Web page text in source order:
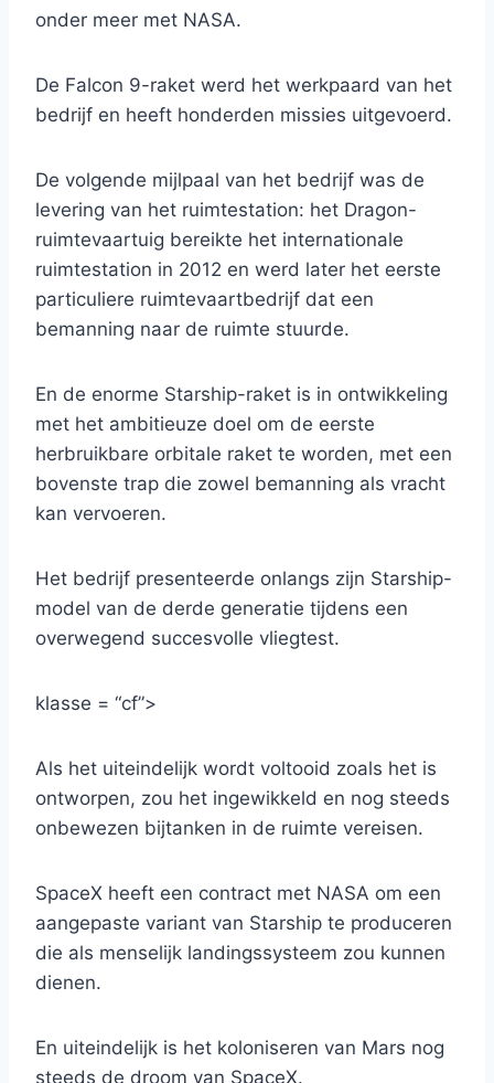
onder meer met NASA.
De Falcon 9-raket werd het werkpaard van het
bedrijf en heeft honderden missies uitgevoerd.
De volgende mijlpaal van het bedrijf was de
levering van het ruimtestation: het Dragon-
ruimtevaartuig bereikte het internationale
ruimtestation in 2012 en werd later het eerste
particuliere ruimtevaartbedrijf dat een
bemanning naar de ruimte stuurde.
En de enorme Starship-raket is in ontwikkeling
met het ambitieuze doel om de eerste
herbruikbare orbitale raket te worden, met een
bovenste trap die zowel bemanning als vracht
kan vervoeren.
Het bedrijf presenteerde onlangs zijn Starship-
model van de derde generatie tijdens een
overwegend succesvolle vliegtest.
klasse = “cf”>
Als het uiteindelijk wordt voltooid zoals het is
ontworpen, zou het ingewikkeld en nog steeds
onbewezen bijtanken in de ruimte vereisen.
SpaceX heeft een contract met NASA om een ​​
aangepaste variant van Starship te produceren
die als menselijk landingssysteem zou kunnen
dienen.
En uiteindelijk is het koloniseren van Mars nog
steeds de droom van SpaceX.